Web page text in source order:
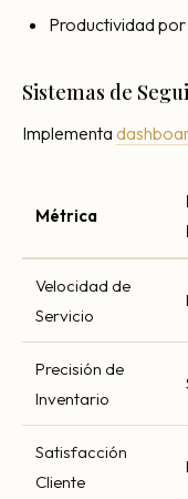
Productividad
Sistemas de
Implementa
Métrica
Velocidad de
Servicio
Precisión de
Inventario
Satisfacción
Cliente